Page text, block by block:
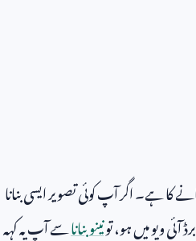
کا ہے۔ اگر آپ کوئی تصویر ایسی بنانا
آئی ویو میں ہو، تونینو بناناسے آپ یہ کہہ